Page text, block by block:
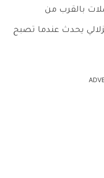
بالقرب من
يحدث عندما تصبح